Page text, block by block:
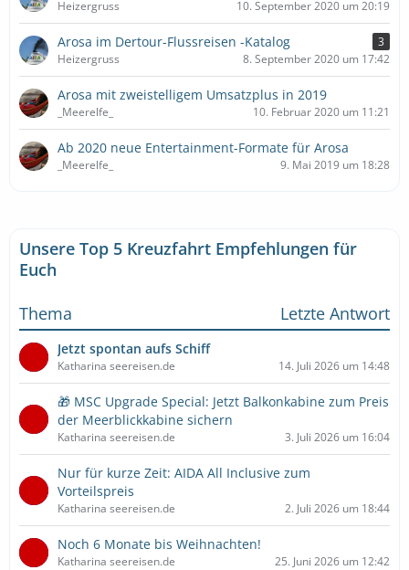
Heizergruss 10. September 2020 um 20:19
Arosa im Dertour-Flussreisen -Katalog
3
Heizergruss
8. September 2020 um 17:42
Arosa mit zweistelligem Umsatzplus in 2019
_Meerelfe_ 10. Februar 2020 um 11:21
Ab 2020 neue Entertainment-Formate für Arosa
_Meerelfe_ 9. Mai 2019 um 18:28
Unsere Top 5 Kreuzfahrt Empfehlungen für
Euch
Thema
Letzte Antwort
Jetzt spontan aufs Schiff
Katharina seereisen.de 14. Juli 2026 um 14:48
🎁 MSC Upgrade Special: Jetzt Balkonkabine zum Preis
der Meerblickkabine sichern
Katharina seereisen.de 3. Juli 2026 um 16:04
Nur für kurze Zeit: AIDA All Inclusive zum
Vorteilspreis
Katharina seereisen.de 2. Juli 2026 um 18:44
Noch 6 Monate bis Weihnachten!
Katharina seereisen.de 25. Juni 2026 um 12:42